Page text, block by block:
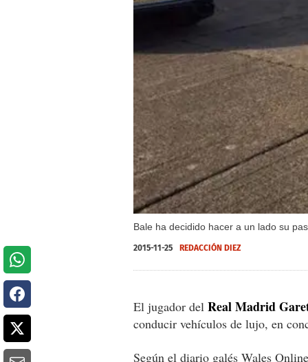
Bale ha decidido hacer a un lado su
2015-11-25 REDACCIÓN DIEZ
El jugador del Real Madrid
conducir vehículos de lujo, en
Según el diario galés Wales